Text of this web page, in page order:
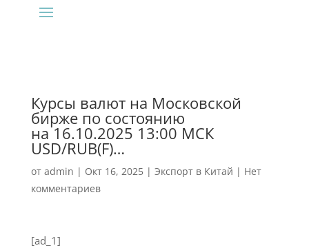
Курсы валют на Московской
бирже по состоянию
на 16.10.2025 13:00 МСК
USD/RUB(F)…
от admin | Окт 16, 2025| Экспорт в Китай | Нет
комментариев
[ad_1]